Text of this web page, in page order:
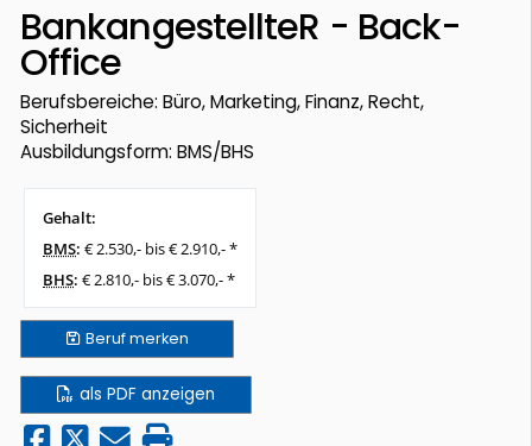
BankangestellteR - Back-
Office
Berufsbereiche: Büro, Marketing, Finanz, Recht,
Sicherheit
Ausbildungsform: BMS/BHS
Gehalt:
BMS: € 2.530,- bis € 2.910,- *
BHS: € 2.810,- bis € 3.070,- *
Berufmerken
als PDF anzeigen